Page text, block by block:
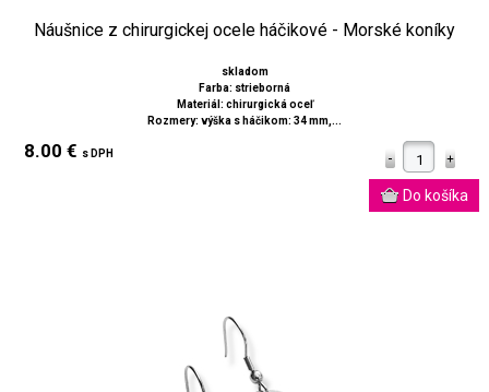
Náušnice z chirurgickej ocele háčikové - Morské koníky
skladom
Farba: strieborná
Materiál: chirurgická oceľ
Rozmery: výška s háčikom: 34 mm,...
8.00 € s DPH